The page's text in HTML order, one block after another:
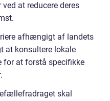
at reducere deres
afhængigt af landets
at konsultere lokale
for at forstå specifikke
skal